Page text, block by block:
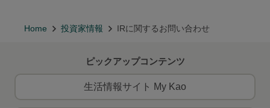
Home 投資家情報 IRに関するお問い合わせ
ピックアップコンテンツ
生活情報サイト My Kao